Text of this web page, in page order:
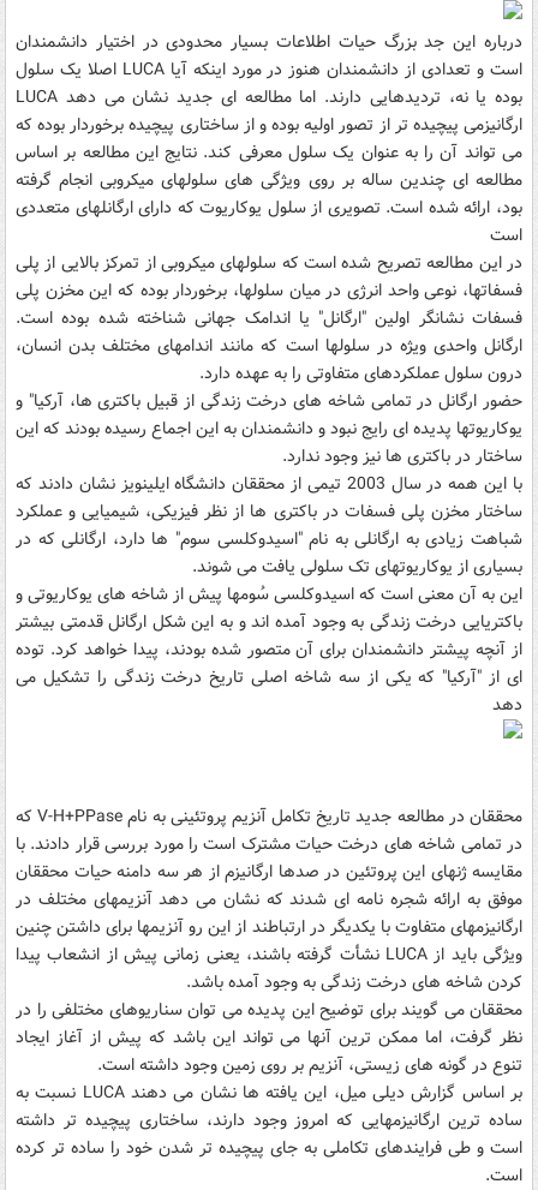
درباره این جد بزرگ حیات اطلاعات بسیار محدودی در اختیار دانشمندان
است و تعدادی از دانشمندان هنوز در مورد اینکه آیا LUCA اصلا یک سلول
بوده یا نه، تردیدهایی دارند. اما مطالعه ای جدید نشان می دهد LUCA
ارگانیزمی پیچیده تر از تصور اولیه بوده و از ساختاری پیچیده برخوردار بوده که
می تواند آن را به عنوان یک سلول معرفی کند. نتایج این مطالعه بر اساس
مطالعه ای چندین ساله بر روی ویژگی های سلولهای میکروبی انجام گرفته
بود، ارائه شده است. تصویری از سلول یوکاریوت که دارای ارگانلهای متعددی
است
در این مطالعه تصریح شده است که سلولهای میکروبی از تمرکز بالایی از پلی
فسفاتها، نوعی واحد انرژی در میان سلولها، برخوردار بوده که این مخزن پلی
فسفات نشانگر اولین "ارگانل" یا اندامک جهانی شناخته شده بوده است.
ارگانل واحدی ویژه در سلولها است که مانند اندامهای مختلف بدن انسان،
درون سلول عملکردهای متفاوتی را به عهده دارد.
حضور ارگانل در تمامی شاخه های درخت زندگی از قبیل باکتری ها، آرکیا" و
یوکاریوتها پدیده ای رایج نبود و دانشمندان به این اجماع رسیده بودند که این
ساختار در باکتری ها نیز وجود ندارد.
با این همه در سال 2003 تیمی از محققان دانشگاه ایلینویز نشان دادند که
ساختار مخزن پلی فسفات در باکتری ها از نظر فیزیکی، شیمیایی و عملکرد
شباهت زیادی به ارگانلی به نام "اسیدوکلسی سوم" ها دارد، ارگانلی که در
بسیاری از یوکاریوتهای تک سلولی یافت می شوند.
این به آن معنی است که اسیدوکلسی سُومها پیش از شاخه های یوکاریوتی و
باکتریایی درخت زندگی به وجود آمده اند و به این شکل ارگانل قدمتی بیشتر
از آنچه پیشتر دانشمندان برای آن متصور شده بودند، پیدا خواهد کرد. توده
ای از "آرکیا" که یکی از سه شاخه اصلی تاریخ درخت زندگی را تشکیل می
دهد
محققان در مطالعه جدید تاریخ تکامل آنزیم پروتئینی به نام V-H+PPase که
در تمامی شاخه های درخت حیات مشترک است را مورد بررسی قرار دادند. با
مقایسه ژنهای این پروتئین در صدها ارگانیزم از هر سه دامنه حیات محققان
موفق به ارائه شجره نامه ای شدند که نشان می دهد آنزیمهای مختلف در
ارگانیزمهای متفاوت با یکدیگر در ارتباطند از این رو آنزیمها برای داشتن چنین
ویژگی باید از LUCA نشأت گرفته باشند، یعنی زمانی پیش از انشعاب پیدا
کردن شاخه های درخت زندگی به وجود آمده باشد.
محققان می گویند برای توضیح این پدیده می توان سناریوهای مختلفی را در
نظر گرفت، اما ممکن ترین آنها می تواند این باشد که پیش از آغاز ایجاد
تنوع در گونه های زیستی، آنزیم بر روی زمین وجود داشته است.
بر اساس گزارش دیلی میل، این یافته ها نشان می دهند LUCA نسبت به
ساده ترین ارگانیزمهایی که امروز وجود دارند، ساختاری پیچیده تر داشته
است و طی فرایندهای تکاملی به جای پیچیده تر شدن خود را ساده تر کرده
است.